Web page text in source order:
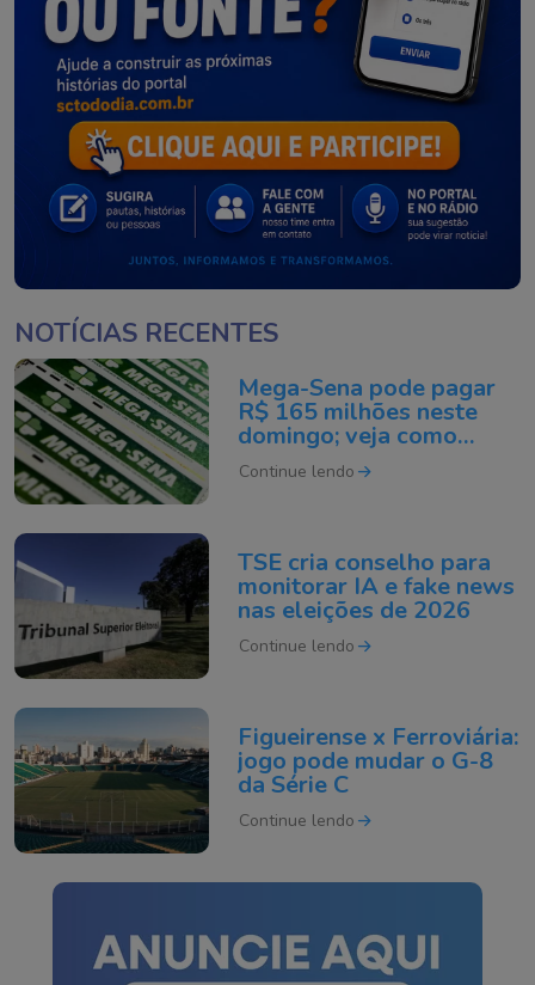
NOTÍCIAS RECENTES
Mega-Sena pode pagar
R$ 165 milhões neste
domingo; veja como
apostar
Continue lendo
TSE cria conselho para
monitorar IA e fake news
nas eleições de 2026
Continue lendo
Figueirense x Ferroviária:
jogo pode mudar o G-8
da Série C
Continue lendo